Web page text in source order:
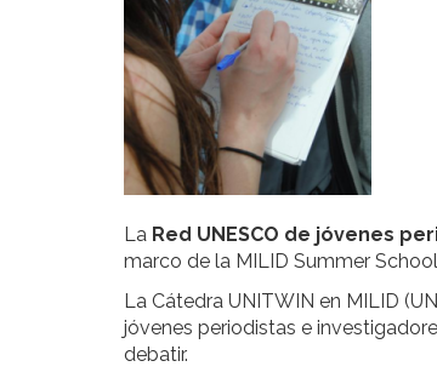
La Red UNESCO de jóvenes
marco de la MILID Summer
La Cátedra UNITWIN en MILID
jóvenes periodistas e
debatir.